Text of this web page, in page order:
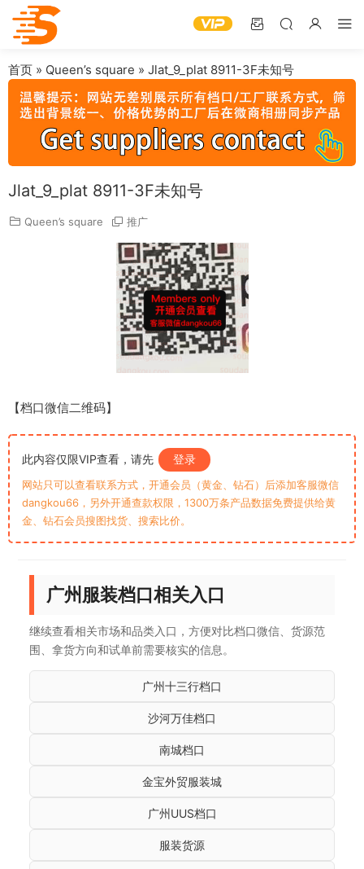
首页 » Queen’s square » Jlat_9_plat 8911-3F未知号
Jlat_9_plat 8911-3F未知号
Queen’s square 推广
【档口微信二维码】
此内容仅限VIP查看，请先 登录
网站只可以查看联系方式，开通会员（黄金、钻石）后添加客服微信
dangkou66，另外开通查款权限，1300万条产品数据免费提供给黄
金、钻石会员搜图找货、搜索比价。
广州服装档口相关入口
继续查看相关市场和品类入口，方便对比档口微信、货源范
围、拿货方向和试单前需要核实的信息。
广州十三行档口
沙河万佳档口
南城档口
金宝外贸服装城
广州UUS档口
服装货源